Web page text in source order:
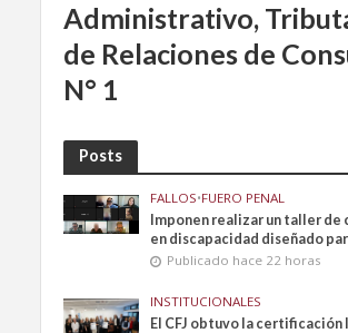
Administrativo,
de Relaciones de
N° 1
Posts
FALLOS•FUERO PENAL
Imponen realizar un taller
en discapacidad diseñado
Publicado hace 22 horas
INSTITUCIONALES
El CFJ obtuvo la certificación